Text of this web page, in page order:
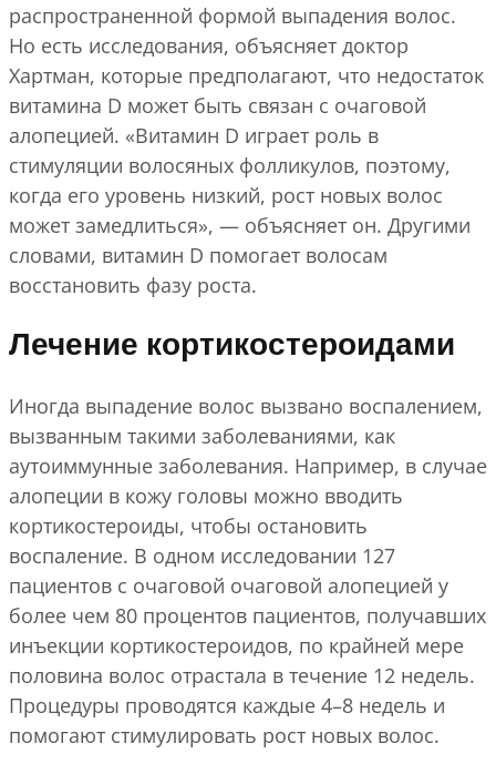
распространенной формой выпадения волос.
Но есть исследования, объясняет доктор
Хартман, которые предполагают, что недостаток
витамина D может быть связан с очаговой
алопецией. «Витамин D играет роль в
стимуляции волосяных фолликулов, поэтому,
когда его уровень низкий, рост новых волос
может замедлиться», — объясняет он. Другими
словами, витамин D помогает волосам
восстановить фазу роста.
Лечение кортикостероидами
Иногда выпадение волос вызвано воспалением,
вызванным такими заболеваниями, как
аутоиммунные заболевания. Например, в случае
алопеции в кожу головы можно вводить
кортикостероиды, чтобы остановить
воспаление. В одном исследовании 127
пациентов с очаговой очаговой алопецией у
более чем 80 процентов пациентов, получавших
инъекции кортикостероидов, по крайней мере
половина волос отрастала в течение 12 недель.
Процедуры проводятся каждые 4–8 недель и
помогают стимулировать рост новых волос.